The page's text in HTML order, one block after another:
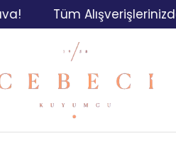
Tüm Alışverişlerinizde